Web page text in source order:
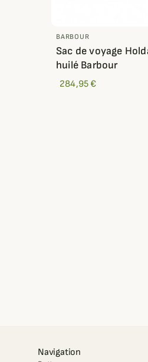
BARBOUR
Sac de voyage
huilé Barbour
284,95 €
Navigation